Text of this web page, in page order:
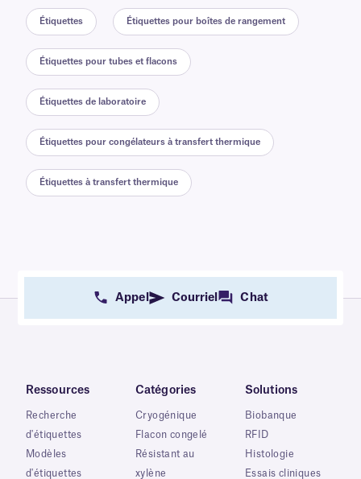
Étiquettes Étiquettes pour boîtes de rangement
Étiquettes pour tubes et flacons
Étiquettes de laboratoire
Étiquettes pour congélateurs à transfert thermique
Étiquettes à transfert thermique
Appel Courriel Chat
Ressources
Recherche
d'étiquettes
Modèles
d'étiquettes
Catégories
Cryogénique
Flacon congelé
Résistant au
xylène
Solutions
Biobanque
RFID
Histologie
Essais cliniques